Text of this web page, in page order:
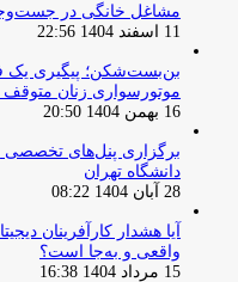
مشاغل خانگی در
11 اسفند 1404 22:56
بن‌بست‌شکن؛ پیگیری یک
موتورسواری زنان متوقف
16 بهمن 1404 20:50
برگزاری پنل‌های تخصصی
دانشگاه تهران
28 آبان 1404 08:22
آیا هشدار کارآفرینان
واقعی و به‌جا است؟
15 مرداد 1404 16:38